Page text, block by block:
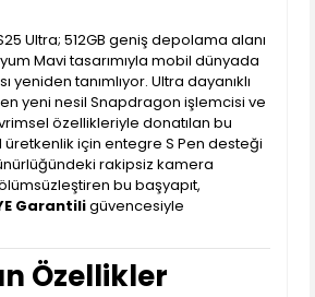
Ultra; 512GB geniş depolama alanı
Mavi tasarımıyla mobil dünyada
yeniden tanımlıyor. Ultra dayanıklı
yeni nesil Snapdragon işlemcisi ve
özellikleriyle donatılan bu
için entegre S Pen desteği
rakipsiz kamera
bu başyapıt,
Garantiligüvencesiyle
Özellikler